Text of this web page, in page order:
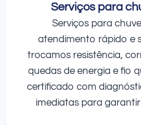
Serviços para
Serviços para
atendimento rápido e
trocamos resistência,
quedas de energia e fio
certificado com
imediatas para